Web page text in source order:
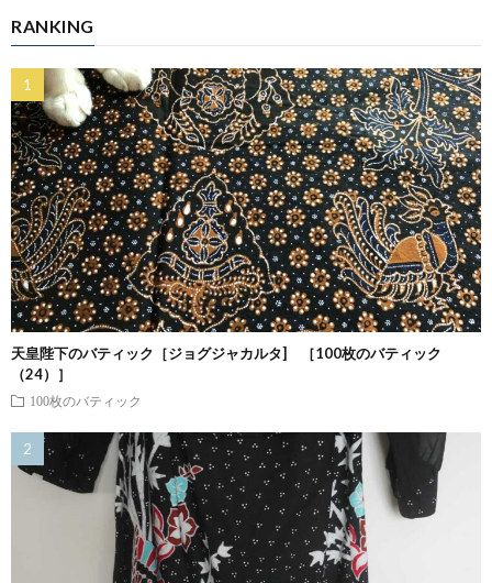
RANKING
天皇陛下のバティック［ジョグジャカルタ] ［100枚のバティック
（24）］
100枚のバティック